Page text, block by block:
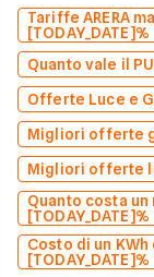
Tariffe ARERA
[TODAY_DATE]%
Quanto vale il
Offerte Luce e
Migliori offerte
Migliori offerte
Quanto costa
[TODAY_DATE]%
Costo di un
[TODAY_DATE]%